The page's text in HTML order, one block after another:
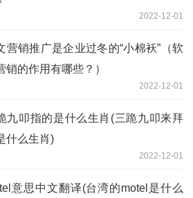
2022-12-01
营销推广是企业过冬的“小棉袄”（软
销的作用有哪些？）
2022-12-01
九叩指的是什么生肖(三跪九叩来拜
什么生肖)
2022-12-01
意思中文翻译(台湾的motel是什么